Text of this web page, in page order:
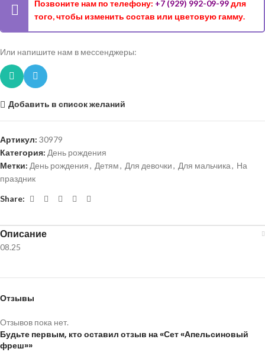
Позвоните нам по телефону: +7 (929) 992-09-99для
того, чтобы изменить состав или цветовую гамму.
Или напишите нам в мессенджеры:
Добавить в список желаний
Артикул: 30979
Категория: День рождения
Метки: День рождения, Детям, Для девочки, Для мальчика, На
праздник
Share:
Описание
08.25
Отзывы
Отзывов пока нет.
Будьте первым, кто оставил отзыв на «Сет «Апельсиновый
фреш»»